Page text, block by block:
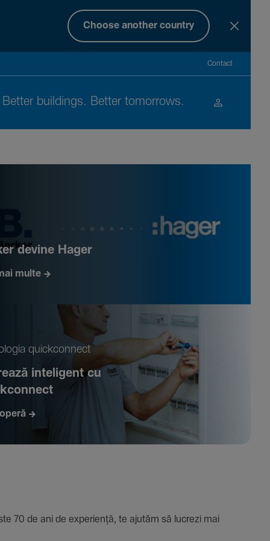
Choose another country
Contact
Better buil­dings. Better tomor­rows.
devine Hager
multe
quickconnect
inte­li­gent cu
de ani de expe­riență, te ajutăm să lucrezi mai